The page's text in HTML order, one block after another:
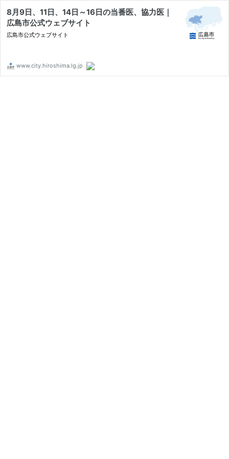
8月9日、11日、14日～16日の当番医、協力医｜
広島市公式ウェブサイト
広島市公式ウェブサイト
www.city.hiroshima.lg.jp